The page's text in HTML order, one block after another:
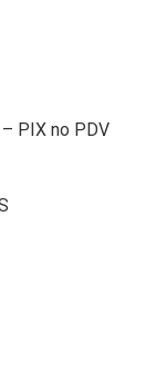
PIX no PDV